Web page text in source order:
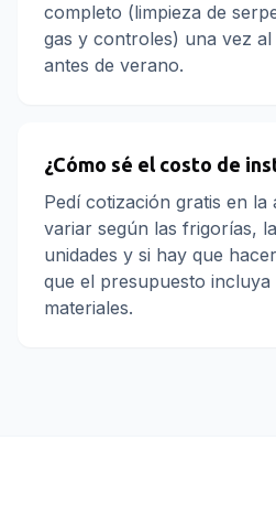
completo (limpieza de
gas y controles) una vez al
antes de verano.
¿Cómo sé el costo de
Pedí cotización gratis en la
variar según las frigorías,
unidades y si hay que
que el presupuesto
materiales.